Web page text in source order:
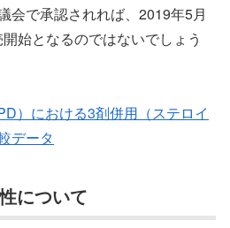
会で承認されれば、2019年5月
始となるのではないでしょう
）における3剤併用（ステロイ
データ
について